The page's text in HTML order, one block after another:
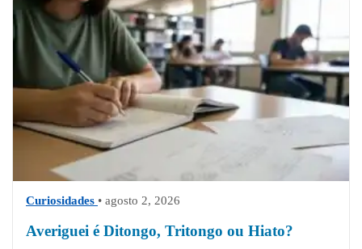
Curiosidades • agosto 2, 2026
Averiguei é Ditongo, Tritongo ou Hiato?